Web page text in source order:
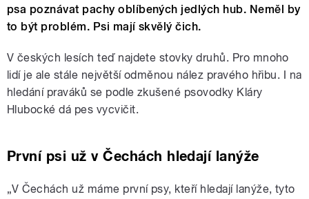
psa poznávat pachy oblíbených jedlých hub. Neměl by
to být problém. Psi mají skvělý čich.
V českých lesích teď najdete stovky druhů. Pro mnoho
lidí je ale stále největší odměnou nález pravého hřibu. I na
hledání praváků se podle zkušené psovodky Kláry
Hlubocké dá pes vycvičit.
První psi už v Čechách hledají lanýže
„V Čechách už máme první psy, kteří hledají lanýže, tyto